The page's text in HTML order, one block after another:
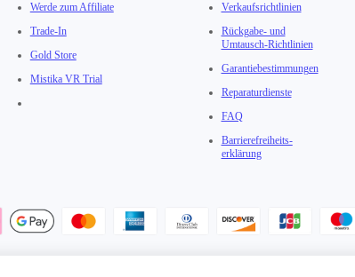
Werde zum Affiliate
Trade-In
Gold Store
Mistika VR Trial
Verkaufsrichtlinien
Rückgabe- und
Umtausch-Richtlinien
Garantiebestimmungen
Reparaturdienste
FAQ
Barrierefreiheits­
erklärung